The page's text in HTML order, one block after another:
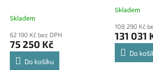
Skladem
62 190 Kč bez DPH
75 250 Kč
Do košíku
Průměrné
produktu
je
5,0
Skladem
108 290 Kč
131 031
Do